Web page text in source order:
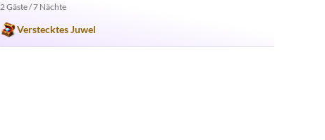
2 Gäste / 7 Nächte
Verstecktes Juwel